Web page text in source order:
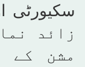
زائد
مشن کے